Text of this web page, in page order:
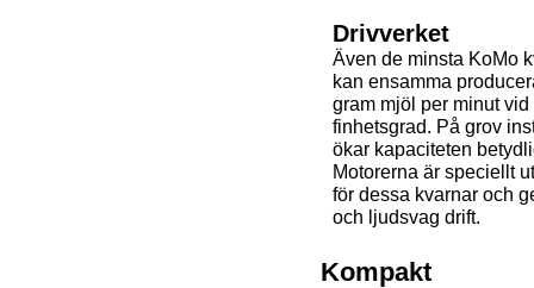
Drivverket
Även de minsta KoMo
kan ensamma
gram mjöl per minut vid
finhetsgrad. På grov
ökar kapaciteten
Motorerna är speciellt
för dessa kvarnar och
och ljudsvag drift.
Kompakt